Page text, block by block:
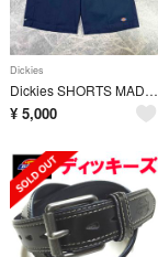
Dickies
Dickies SHORTS MADE IN USA TALON ZIP
¥ 5,000